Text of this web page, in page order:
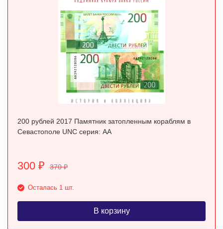
200 рублей 2017 Памятник затопленным кораблям в
Севастополе UNC серия: АА
300 ₽ 370₽
Осталась 1 шт.
В корзину